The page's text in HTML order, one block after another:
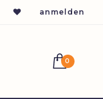
anmelden
0